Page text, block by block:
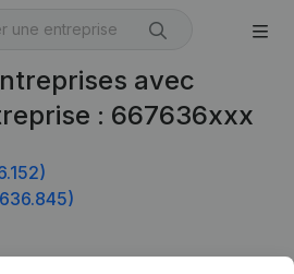
avec
: 667636xxx